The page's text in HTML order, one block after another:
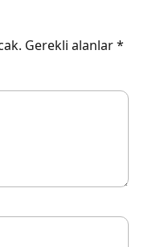
Gerekli alanlar*